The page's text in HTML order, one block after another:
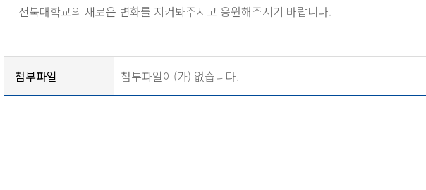
전북대학교의 새로운 변화를 지켜봐주시고 응원해주시기 바랍니다.
첨부파일 첨부파일이(가) 없습니다.